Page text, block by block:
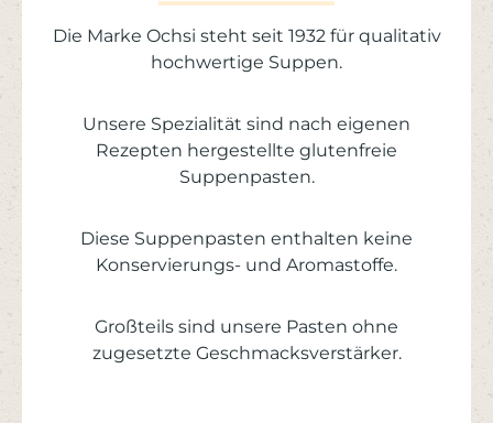
Die Marke Ochsi steht seit 1932 für qualitativ
hochwertige Suppen.
Unsere Spezialität sind nach eigenen
Rezepten hergestellte glutenfreie
Suppenpasten.
Diese Suppenpasten enthalten keine
Konservierungs- und Aromastoffe.
Großteils sind unsere Pasten ohne
zugesetzte Geschmacksverstärker.